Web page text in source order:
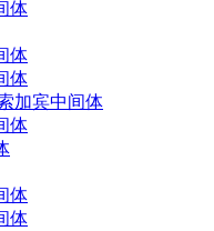
体
体
体
加宾中间体
体
体
体